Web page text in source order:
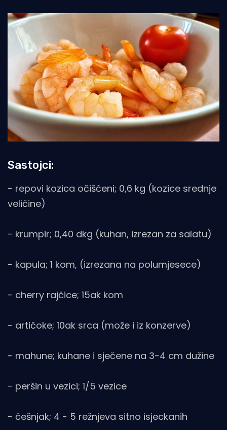
Sastojci:
- repovi kozica očišćeni; 0,6 kg (kozice srednje
veličine)
- krumpir; 0,40 dkg (kuhan, izrezan za salatu)
- kapula; 1 kom, (izrezana na polumjesece)
- cherry rajčice; 15ak kom
- artičoke; 10ak srca (može i iz konzerve)
- mahune; kuhane i sječene na 3-4 cm dužine
- peršin u vezici; 1/5 vezice
- češnjak; 4 - 5 režnjeva sitno isjeckanih